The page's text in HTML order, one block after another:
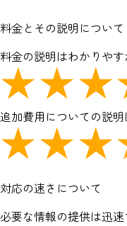
料金とその説明について
料金の説明はわかりや
追加費用についての説
対応の速さについて
必要な情報の提供は迅速